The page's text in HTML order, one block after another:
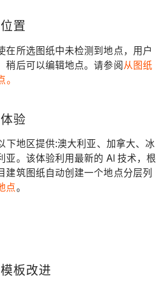
置
在所选图纸中未检测到地点，用户
稍后可以编辑地点。请参阅 从图纸
验
地区提供:澳大利亚、加拿大、冰
亚。该体验利用最新的 AI 技术，根
建筑图纸自动创建一个地点分层列
点。
板改进